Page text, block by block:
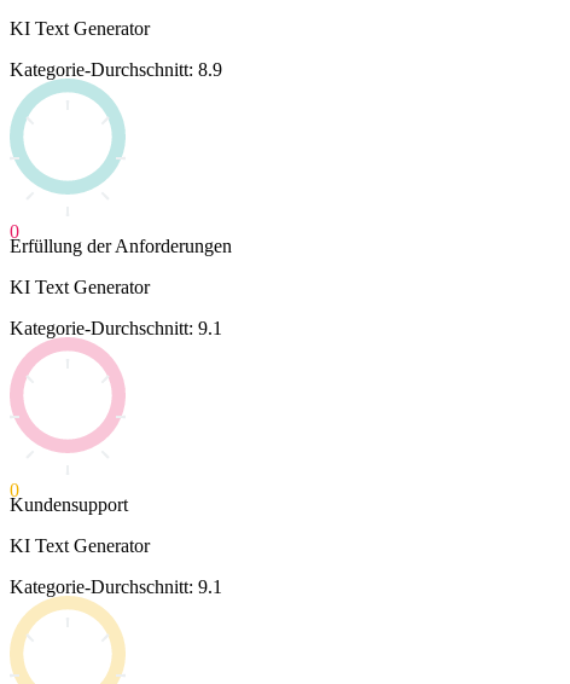
KI Text Generator
Kategorie-Durchschnitt: 8.9
0
Erfüllung der Anforderungen
KI Text Generator
Kategorie-Durchschnitt: 9.1
0
Kundensupport
KI Text Generator
Kategorie-Durchschnitt: 9.1